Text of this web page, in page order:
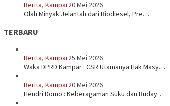
Berita, Kampar20 Mei 2026
Olah Minyak Jelantah dari Biodiesel, Pre…
TERBARU
Berita, Kampar25 Mei 2026
Waka DPRD Kampar : CSR Utamanya Hak Masy…
Berita, Kampar20 Mei 2026
Hendri Domo : Keberagaman Suku dan Buday…